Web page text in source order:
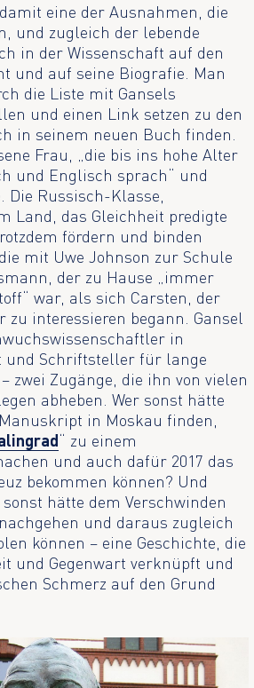
eine der Ausnahmen, die
und zugleich der lebende
in der Wissenschaft auf den
und auf seine Biografie. Man
die Liste mit Gansels
und einen Link setzen zu den
in seinem neuen Buch finden.
Frau, „die bis ins hohe Alter
und Englisch sprach“ und
Die Russisch-Klasse,
Land, das Gleichheit predigte
fördern und binden
mit Uwe Johnson zur Schule
der zu Hause „immer
war, als sich Carsten, der
interessieren begann. Gansel
in
und Schriftsteller für lange
zwei Zugänge, die ihn von vielen
abheben. Wer sonst hätte
in Moskau finden,
“ zu einem
und auch dafür 2017 das
bekommen können? Und
hätte dem Verschwinden
und daraus zugleich
können – eine Geschichte, die
und Gegenwart verknüpft und
Schmerz auf den Grund